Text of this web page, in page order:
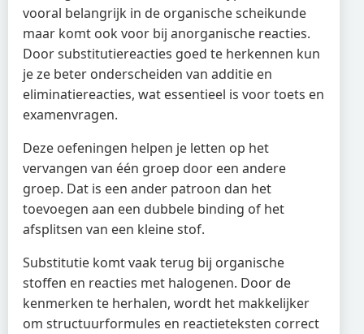
vooral belangrijk in de organische scheikunde
maar komt ook voor bij anorganische reacties.
Door substitutiereacties goed te herkennen kun
je ze beter onderscheiden van additie en
eliminatiereacties, wat essentieel is voor toets en
examenvragen.
Deze oefeningen helpen je letten op het
vervangen van één groep door een andere
groep. Dat is een ander patroon dan het
toevoegen aan een dubbele binding of het
afsplitsen van een kleine stof.
Substitutie komt vaak terug bij organische
stoffen en reacties met halogenen. Door de
kenmerken te herhalen, wordt het makkelijker
om structuurformules en reactieteksten correct